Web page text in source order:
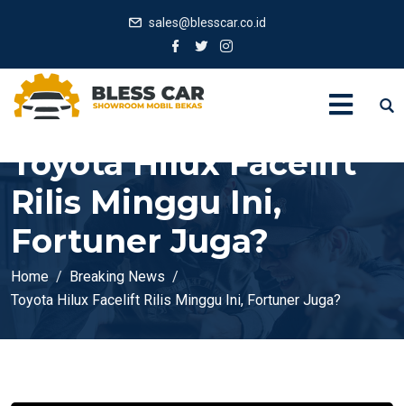
sales@blesscar.co.id
Toyota Hilux Facelift
Rilis Minggu Ini,
Fortuner Juga?
Home
Breaking News
Toyota Hilux Facelift Rilis Minggu Ini, Fortuner Juga?